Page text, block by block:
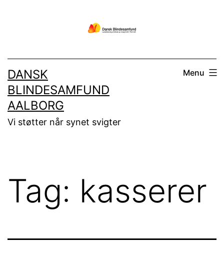
DANSK
BLINDESAMFUND
AALBORG
Vi støtter når synet svigter
Menu
Tag: kasserer